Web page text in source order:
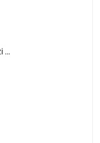
Керамическая плитка Керама Марацци / Kerama Marazzi VT\A573\11000R СЕРЕНАДА БОРДЮР 3 глянцевый обрезной 7,2x60